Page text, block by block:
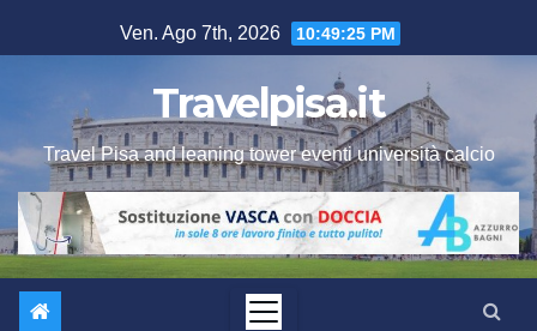
al
Ven. Ago 7th, 2026 10:49:25 PM
Travelpisa.it
Travel Pisa and leaning tower eventi università calcio